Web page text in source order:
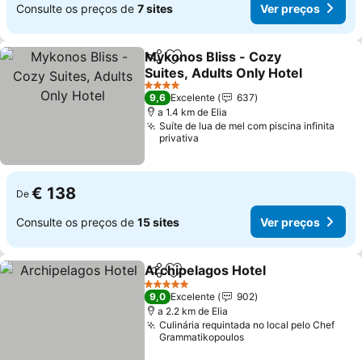
Consulte os preços de 7 sites Ver preços
PartilharAdicionar aos favoritos
Mykonos Bliss - Cozy
Suites, Adults Only Hotel
4 Estrelas
9,6 Excelente
637
a 1.4 km de Elia
Suíte de lua de mel com piscina infinita
privativa
De € 138
Consulte os preços de 15 sites Ver preços
PartilharAdicionar aos favoritos
Archipelagos Hotel
5 Estrelas
9,0 Excelente
902
a 2.2 km de Elia
Culinária requintada no local pelo Chef
Grammatikopoulos